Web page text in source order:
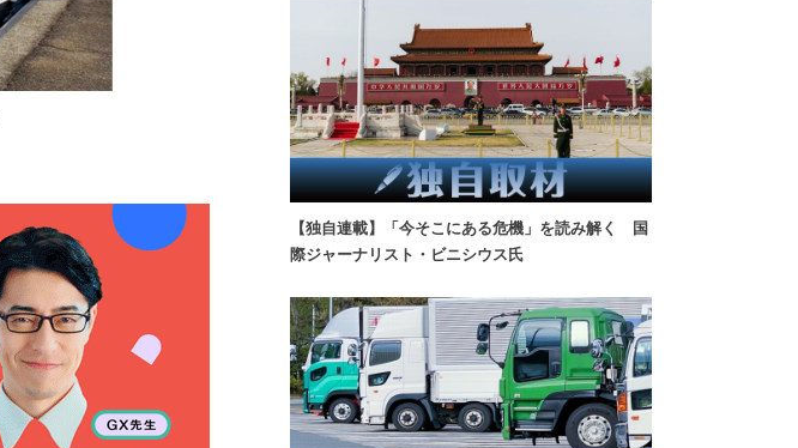
【独自連載】「今そこにある危機」を読み解く 国
際ジャーナリスト・ビニシウス氏